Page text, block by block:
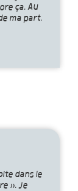
ça. Au
ma part.
dans le
». Je